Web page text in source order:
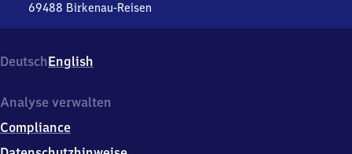
69488 Birkenau-Reisen
Wehrstraße
7,
9
8
8
DeutschEnglish
Analyse verwalten
Compliance